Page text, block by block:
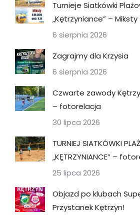
Turnieje Siatkówki
„Kętrzyniance” – Miksty
6 sierpnia 2026
Zagrajmy dla Krzysia
6 sierpnia 2026
Czwarte zawody
– fotorelacja
30 lipca 2026
TURNIEJ SIATKÓWKI
„KĘTRZYNIANCE” –
25 lipca 2026
Objazd po klubach
Przystanek Kętrzyn!